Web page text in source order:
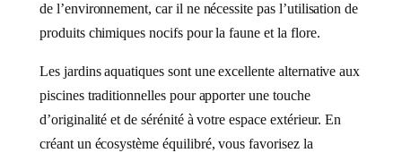
de l’environnement, car il ne nécessite pas l’utilisation de
produits chimiques nocifs pour la faune et la flore.
Les jardins aquatiques sont une excellente alternative aux
piscines traditionnelles pour apporter une touche
d’originalité et de sérénité à votre espace extérieur. En
créant un écosystème équilibré, vous favorisez la